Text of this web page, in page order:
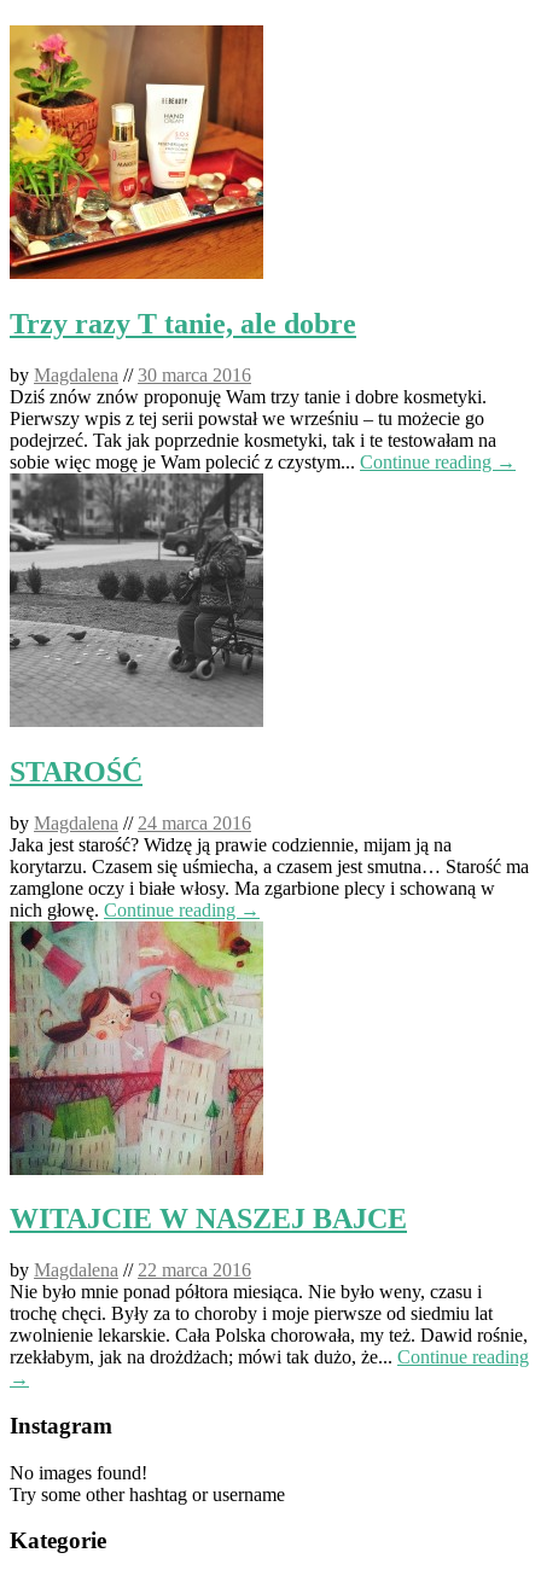
Trzy razy T tanie, ale dobre
by Magdalena //30 marca 2016
Dziś znów znów proponuję Wam trzy tanie i dobre kosmetyki.
Pierwszy wpis z tej serii powstał we wrześniu – tu możecie go
podejrzeć. Tak jak poprzednie kosmetyki, tak i te testowałam na
sobie więc mogę je Wam polecić z czystym... Continue reading →
STAROŚĆ
by Magdalena // 24 marca 2016
Jaka jest starość? Widzę ją prawie codziennie, mijam ją na
korytarzu. Czasem się uśmiecha, a czasem jest smutna… Starość ma
zamglone oczy i białe włosy. Ma zgarbione plecy i schowaną w
nich głowę. Continue reading →
WITAJCIE W NASZEJ BAJCE
by Magdalena // 22 marca 2016
Nie było mnie ponad półtora miesiąca. Nie było weny, czasu i
trochę chęci. Były za to choroby i moje pierwsze od siedmiu lat
zwolnienie lekarskie. Cała Polska chorowała, my też. Dawid rośnie,
rzekłabym, jak na drożdżach; mówi tak dużo, że... Continue reading
→
Instagram
No images found!
Try some other hashtag or username
Kategorie